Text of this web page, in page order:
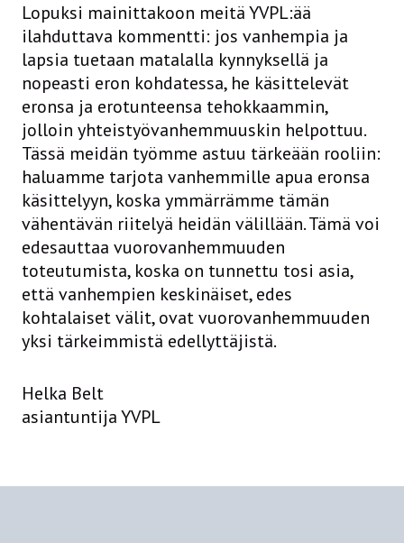
Lopuksi mainittakoon meitä YVPL:ää
ilahduttava kommentti: jos vanhempia ja
lapsia tuetaan matalalla kynnyksellä ja
nopeasti eron kohdatessa, he käsittelevät
eronsa ja erotunteensa tehokkaammin,
jolloin yhteistyövanhemmuuskin helpottuu.
Tässä meidän työmme astuu tärkeään rooliin:
haluamme tarjota vanhemmille apua eronsa
käsittelyyn, koska ymmärrämme tämän
vähentävän riitelyä heidän välillään. Tämä voi
edesauttaa vuorovanhemmuuden
toteutumista, koska on tunnettu tosi asia,
että vanhempien keskinäiset, edes
kohtalaiset välit, ovat vuorovanhemmuuden
yksi tärkeimmistä edellyttäjistä.
Helka Belt
asiantuntija YVPL